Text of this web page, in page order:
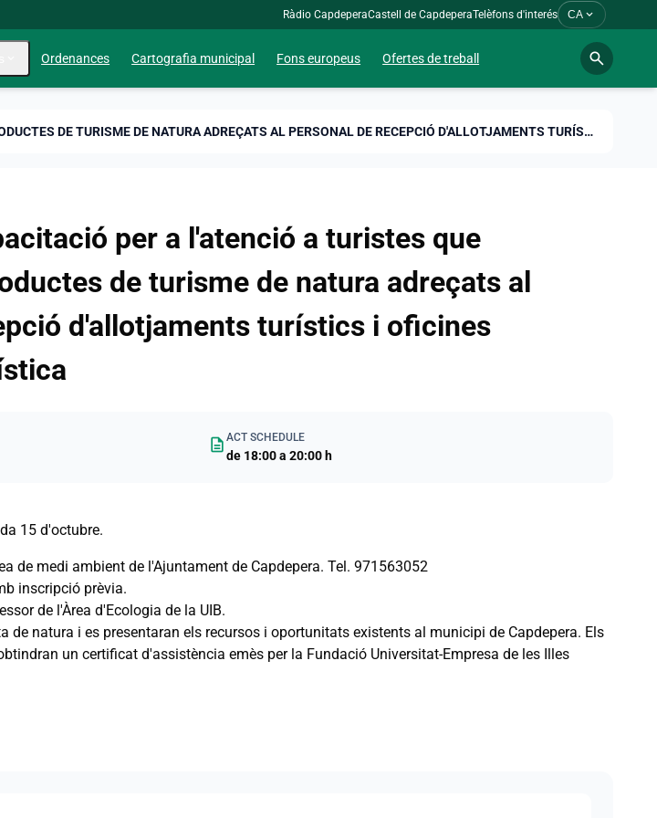
Ràdio CapdeperaCastell de CapdeperaTelèfons d'interés CA expand_more
Ordenances Cartografia municipal Fons europeus Ofertes de treball search
JORNADES DE CAPACITACIÓ PER A L'ATENCIÓ A TURISTES QUE CONSUMEIXEN PRODUCTES DE TURISME DE NATURA ADREÇATS AL PERSONAL DE RECEPCIÓ D'ALLOTJAMENTS TURÍSTICS I OFICINES D'INFORMACIÓ TURÍSTICA
per a l'atenció a turistes que
de turisme de natura adreçats al
d'allotjaments turístics i oficines
description ACT SCHEDULE
de 18:00 a 20:00 h
15 d'octubre.
de medi ambient de l'Ajuntament de Capdepera. Tel. 971563052
inscripció prèvia.
de l'Àrea d'Ecologia de la UIB.
de natura i es presentaran els recursos i oportunitats existents al municipi de Capdepera. Els
un certificat d'assistència emès per la Fundació Universitat-Empresa de les Illes